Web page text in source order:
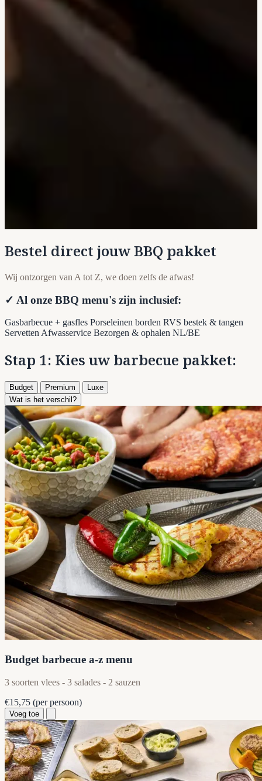
Bestel direct jouw BBQ pakket
Wij ontzorgen van A tot Z, we doen zelfs de afwas!
✓ Al onze BBQ menu's zijn inclusief:
Gasbarbecue + gasfles Porseleinen borden RVS bestek & tangen
ServettenAfwasservice Bezorgen & ophalen NL/BE
Stap 1: Kies uw barbecue pakket:
Budget Premium
Luxe
Wat is het verschil?
Budget barbecue a-z menu
3 soorten vlees - 3 salades - 2 sauzen
€15,75 (per persoon)
Voeg toe